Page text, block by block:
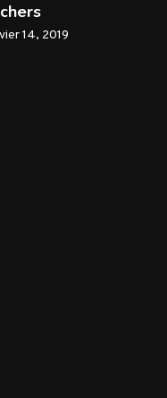
14, 2019